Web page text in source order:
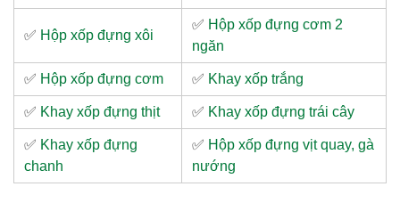
✅ Hộp xốp đựng xôi
✅ Hộp xốp đựng cơm 2
ngăn
✅ Hộp xốp đựng cơm ✅ Khay xốp trắng
✅ Khay xốp đựng thịt ✅ Khay xốp đựng trái cây
✅ Khay xốp đựng
chanh
✅ Hộp xốp đựng vịt quay, gà
nướng